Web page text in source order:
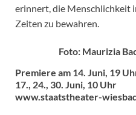
erinnert, die Menschlichkeit
Zeiten zu bewahren.
Foto: Maurizia
Premiere am 14. Juni, 19
17., 24., 30. Juni, 10 Uhr
www.staatstheater-